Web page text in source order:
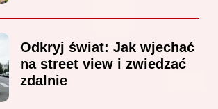
Odkryj świat: Jak wjechać
na street view i zwiedzać
zdalnie